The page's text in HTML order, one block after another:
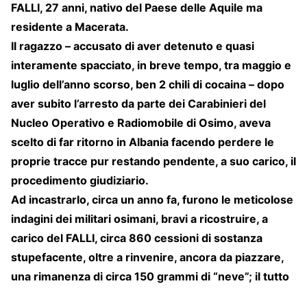
FALLI, 27 anni, nativo del Paese delle Aquile ma
residente a Macerata.
Il ragazzo – accusato di aver detenuto e quasi
interamente spacciato, in breve tempo, tra maggio e
luglio dell’anno scorso, ben 2 chili di cocaina – dopo
aver subito l’arresto da parte dei Carabinieri del
Nucleo Operativo e Radiomobile di Osimo, aveva
scelto di far ritorno in Albania facendo perdere le
proprie tracce pur restando pendente, a suo carico, il
procedimento giudiziario.
Ad incastrarlo, circa un anno fa, furono le meticolose
indagini dei militari osimani, bravi a ricostruire, a
carico del FALLI, circa 860 cessioni di sostanza
stupefacente, oltre a rinvenire, ancora da piazzare,
una rimanenza di circa 150 grammi di “neve”; il tutto